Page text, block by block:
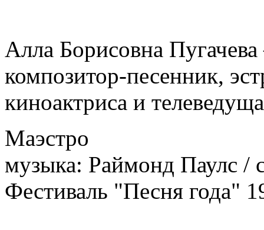
Алла Борисовна
композитор-песенник,
киноактриса и
Маэстро
музыка: Раймонд Паулс /
Фестиваль "Песня года"